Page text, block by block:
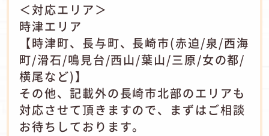
＜対応エリア＞
時津エリア
【時津町、長与町、長崎市(赤迫/泉/西海
町/滑石/鳴見台/西山/葉山/三原/女の都/
横尾など)】
その他、記載外の長崎市北部のエリアも
対応させて頂きますので、まずはご相談
お待ちしております。